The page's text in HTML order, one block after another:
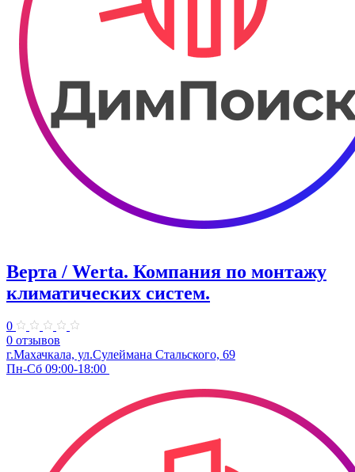
Верта / Werta. ​Компания по монтажу
климатических систем.
0
0 отзывов
г.Махачкала, ул.​​Сулеймана Стальского, 69
Пн-Сб 09:00-18:00 ​